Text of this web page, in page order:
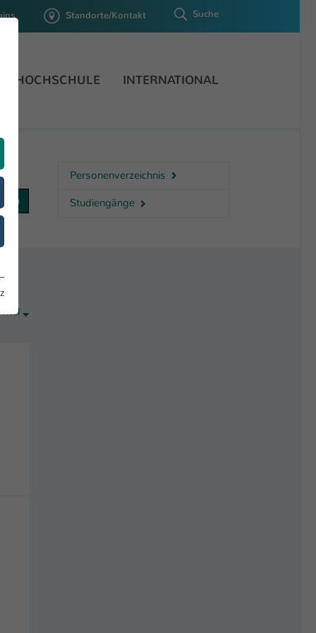
Standorte/Kontakt Suche
HOCHSCHULE INTERNATIONAL
Personenverzeichnis
Studiengänge
Titel